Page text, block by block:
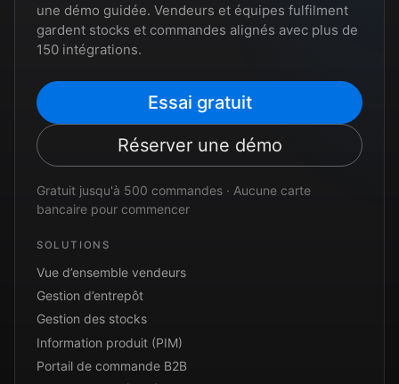
une démo guidée. Vendeurs et équipes fulfilment
gardent stocks et commandes alignés avec plus de
150 intégrations.
Essai gratuit
Réserver une démo
Gratuit jusqu'à 500 commandes · Aucune carte
bancaire pour commencer
SOLUTIONS
Vue d’ensemble vendeurs
Gestion d’entrepôt
Gestion des stocks
Information produit (PIM)
Portail de commande B2B